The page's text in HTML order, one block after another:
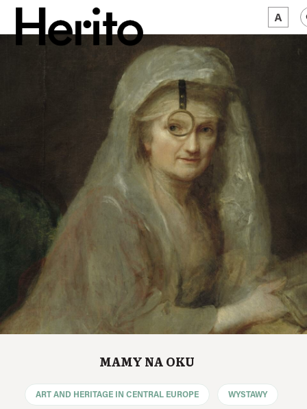
PL
MAMY NA OKU
ART AND HERITAGE IN CENTRAL EUROPE WYSTAWY